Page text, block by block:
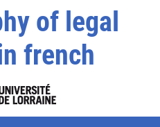
of legal
french